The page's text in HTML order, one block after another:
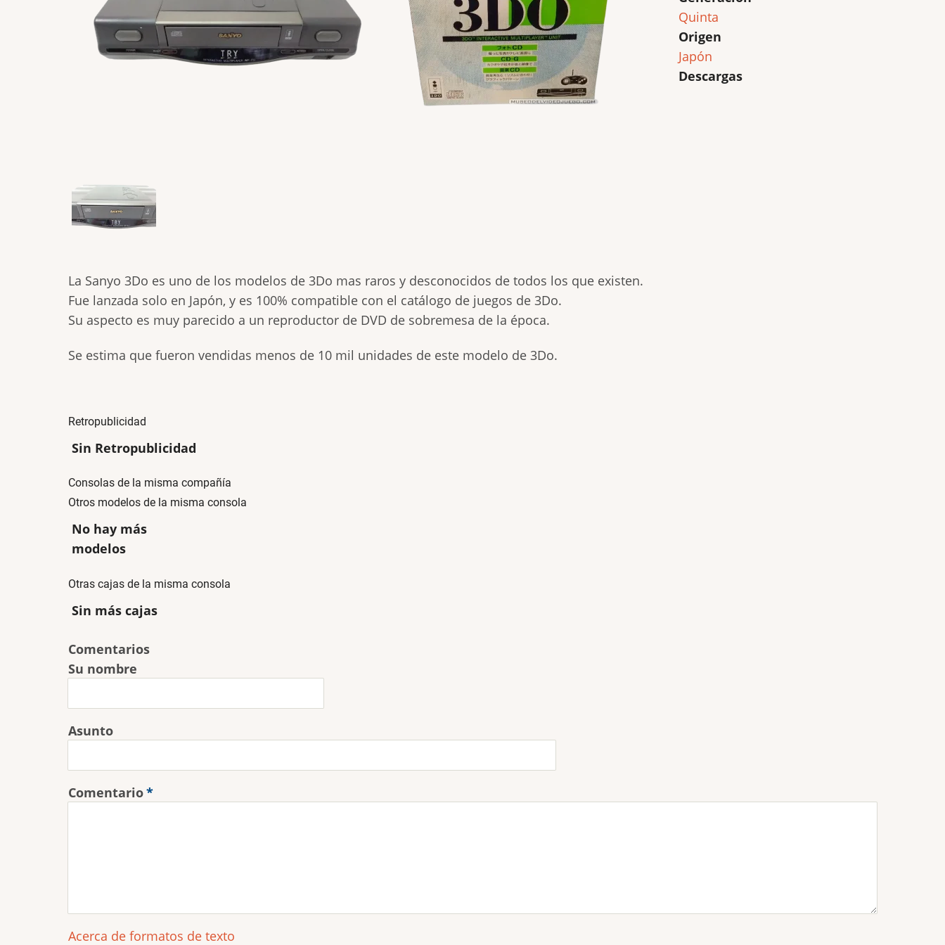
Quinta
Origen
Japón
Descargas
La Sanyo 3Do es uno de los modelos de 3Do mas raros y desconocidos de todos los que existen.
Fue lanzada solo en Japón, y es 100% compatible con el catálogo de juegos de 3Do.
Su aspecto es muy parecido a un reproductor de DVD de sobremesa de la época.
Se estima que fueron vendidas menos de 10 mil unidades de este modelo de 3Do.
Retropublicidad
Sin Retropublicidad
Consolas de la misma compañía
Otros modelos de la misma consola
No hay más
modelos
Otras cajas de la misma consola
Sin más cajas
Comentarios
Su nombre
Asunto
Comentario
Acerca de formatos de texto